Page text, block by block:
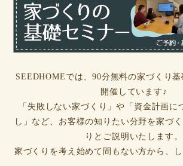
SEEDHOMEでは、90分無料の家づくり
開催しています♪
「失敗しない家づくり」や「資金計画に
し」など、お客様の知りたい分野を家づ
りとご説明いたします。
家づくりを考え始めて間もない方から、